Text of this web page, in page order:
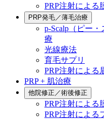
PRP注射による
PRP発毛／薄毛治療
p-Scalp（ピー
療
光線療法
育毛サプリ
PRP注射による
PRP + 肌治療
他院修正／術後修正
PRP注射による
PRP注射による